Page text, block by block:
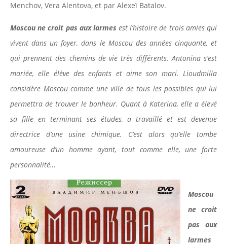
Menchov, Vera Alentova, et par Alexeï Batalov.
Moscoune croit pas aux larmes est l’histoire de trois amies qui
vivent dans un foyer, dans le Moscou des années cinquante, et
qui prennent des chemins de vie très différents. Antonina s’est
mariée, elle élève des enfants et aime son mari. Lioudmilla
considère Moscou comme une ville de tous les possibles qui lui
permettra de trouver le bonheur. Quant à Katerina, elle a élevé
sa fille en terminant ses études, a travaillé et est devenue
directrice d’une usine chimique. C’est alors qu’elle tombe
amoureuse d’un homme ayant, tout comme elle, une forte
personnalité…
Moscou
ne croit
pas aux
larmes